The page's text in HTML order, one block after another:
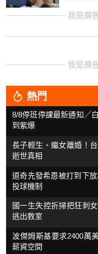
我是廣
我是廣
熱門
8/8停班停課最新通知／
到紫爆
長子輕生、繼女離婚！
逝世真相
道奇先發希恩被打到下
投球機制
國一生失控折掃把狂刺
逃出教室
波傑姆斯基要求2400萬
薪資空間